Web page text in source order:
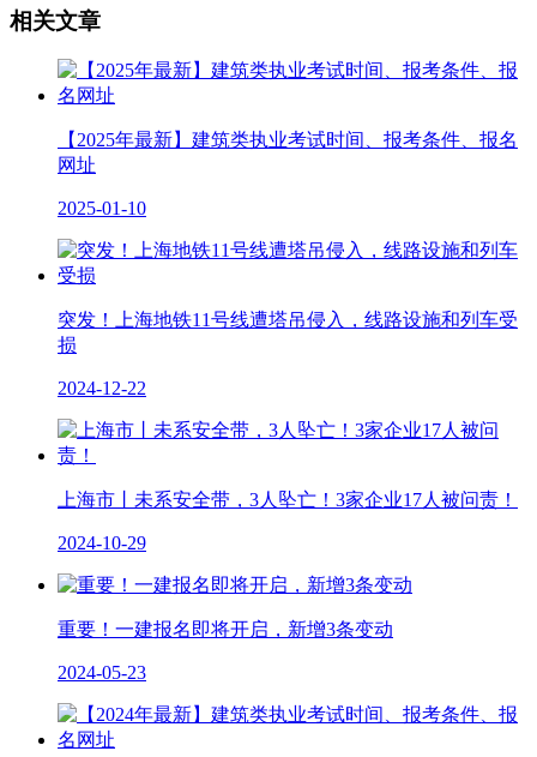
相关文章
【2025年最新】建筑类执业考试时间、报考条件、报名
网址
2025-01-10
突发！上海地铁11号线遭塔吊侵入，线路设施和列车受
损
2024-12-22
上海市丨未系安全带，3人坠亡！3家企业17人被问责！
2024-10-29
重要！一建报名即将开启，新增3条变动
2024-05-23